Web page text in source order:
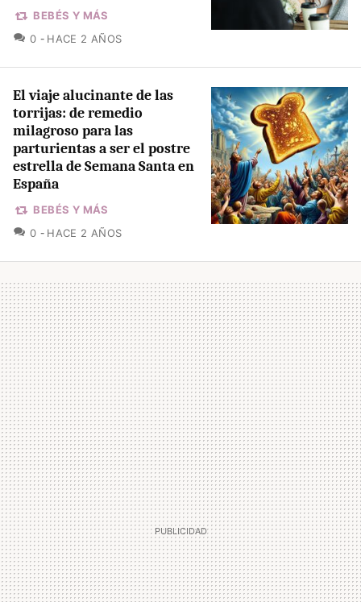
BEBÉS Y MÁS
0 COMENTARIOS
HACE 2 AÑOS
El viaje alucinante de las
torrijas: de remedio
milagroso para las
parturientas a ser el postre
estrella de Semana Santa en
España
BEBÉS Y MÁS
0 COMENTARIOS
HACE 2 AÑOS